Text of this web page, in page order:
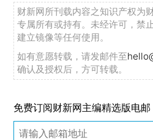
财新网所刊载内容之知识产权为
专属所有或持有。未经许可，禁
建立镜像等任何使用。
如有意愿转载，请发邮件至
确认及授权后，方可转载。
免费订阅财新网主编精选版电邮